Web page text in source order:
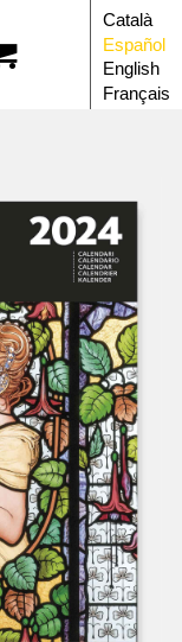
Català
Español
English
Français